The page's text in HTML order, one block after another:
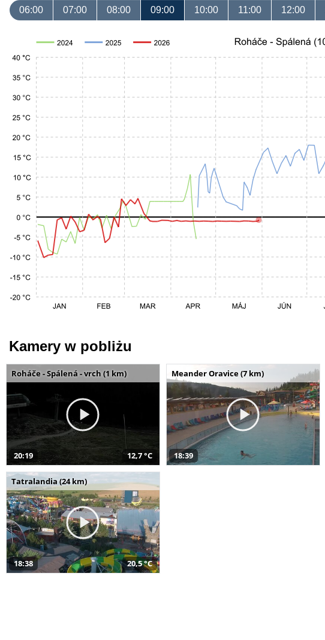
06:00 07:00 08:00 09:00 10:00 11:00 12:00
Kamery w pobliżu
Roháče - Spálená - vrch (1 km)
20:19 12,7 °C
Meander Oravice (7 km)
18:39
Tatralandia (24 km)
18:38 20,5 °C